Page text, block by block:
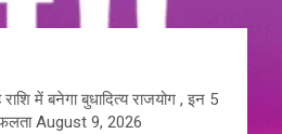
में बनेगा बुधादित्य राजयोग , इन 5
August 9, 2026